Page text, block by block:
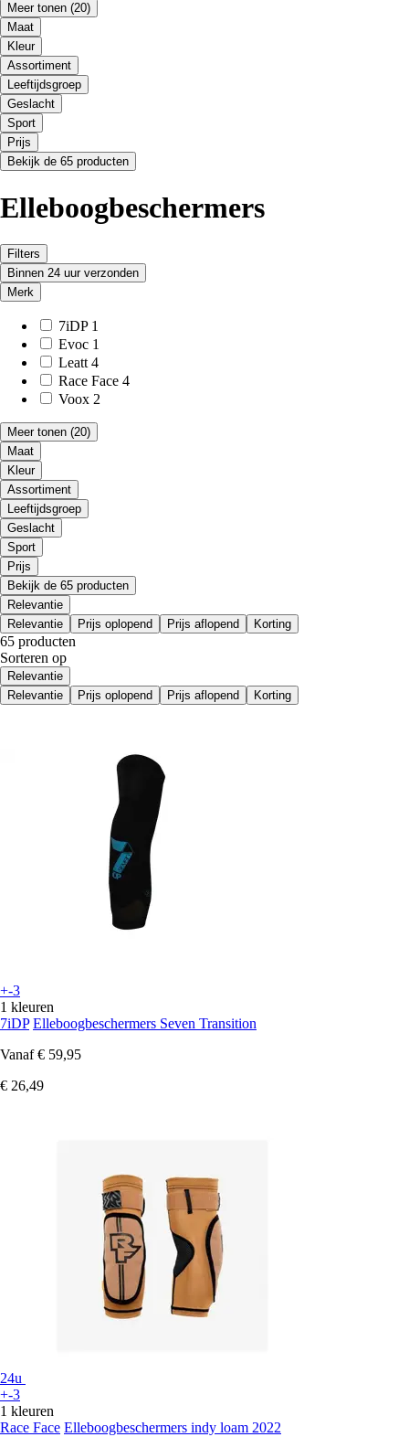
Meer tonen (20)
Maat
Kleur
Assortiment
Leeftijdsgroep
Geslacht
Sport
Prijs
Bekijk de 65 producten
Elleboogbeschermers
Filters
Binnen 24 uur verzonden
Merk
7iDP 1
Evoc 1
Leatt 4
Race Face 4
Voox 2
Meer tonen (20)
Maat
Kleur
Assortiment
Leeftijdsgroep
Geslacht
Sport
Prijs
Bekijk de 65 producten
Relevantie
Relevantie
Prijs oplopend Prijs aflopend Korting
65 producten
Sorteren op
Relevantie
Relevantie
Prijs oplopend Prijs aflopend Korting
+-3
1 kleuren
7iDP Elleboogbeschermers Seven Transition
Vanaf € 59,95
€ 26,49
24u
+-3
1 kleuren
Race Face Elleboogbeschermers indy loam 2022